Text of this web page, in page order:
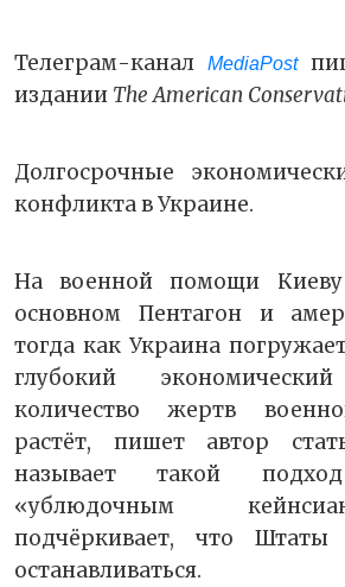
Телеграм-каналMediaPost
издании The American
Долгосрочные
конфликта в Украине.
На военной помощи
основном Пентагон и
тогда как Украина
глубокий
количество жертв
растёт, пишет автор
называет такой
«ублюдочным
подчёркивает, что
останавливаться.